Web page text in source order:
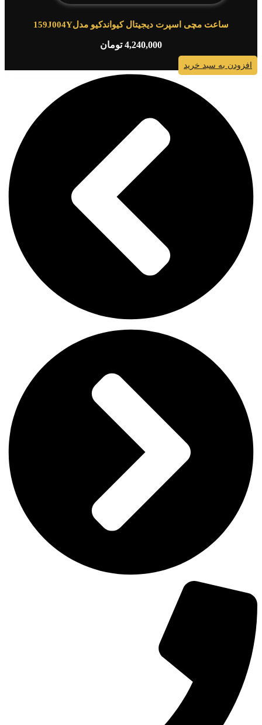
ساعت مچی اسپرت دیجیتال کیواندکیو مدل159J004Y
4,240,000 تومان
افزودن به سبد خرید